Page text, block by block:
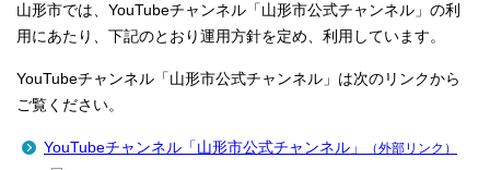
山形市では、YouTubeチャンネル「山形市公式チャンネル」の利
用にあたり、下記のとおり運用方針を定め、利用しています。
YouTubeチャンネル「山形市公式チャンネル」は次のリンクから
ご覧ください。
YouTubeチャンネル「山形市公式チャンネル」 （外部リンク）